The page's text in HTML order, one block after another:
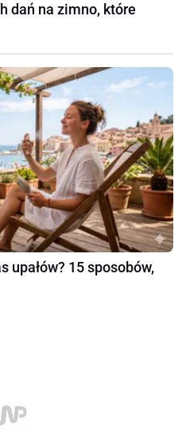
dań na zimno, które
upałów? 15 sposobów,